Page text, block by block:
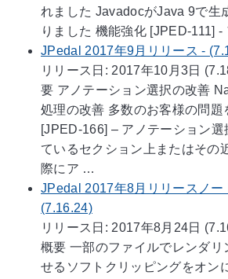
れました JavadocがJava 9で生
りました 機能強化 [JPED-111]
JPedal 2017年9月リリース -
リリース日: 2017年10月3日
要 アノテーション選択の改善
処理の改善 多数のお客様の問題
[JPED-166] – アノテーション
ているセクション上またはその
際にア …
JPedal 2017年8月リリースノー
(7.16.24)
リリース日: 2017年8月24日
概要 一部のファイルでレンダリ
せるソフトクリッピングをオン